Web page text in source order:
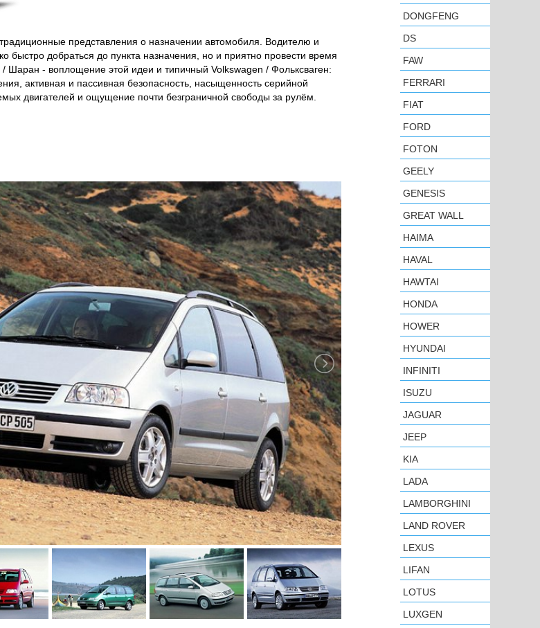
представления о назначении автомобиля. Водителю и
быстро добраться до пункта назначения, но и приятно провести время
Шаран - воплощение этой идеи и типичный Volkswagen / Фольксваген:
активная и пассивная безопасность, насыщенность серийной
двигателей и ощущение почти безграничной свободы за рулём.
DONGFENG
DS
FAW
FERRARI
FIAT
FORD
FOTON
GEELY
GENESIS
GREAT WALL
HAIMA
HAVAL
HAWTAI
HONDA
HOWER
HYUNDAI
INFINITI
ISUZU
JAGUAR
JEEP
KIA
LADA
LAMBORGHINI
LAND ROVER
LEXUS
LIFAN
LOTUS
LUXGEN